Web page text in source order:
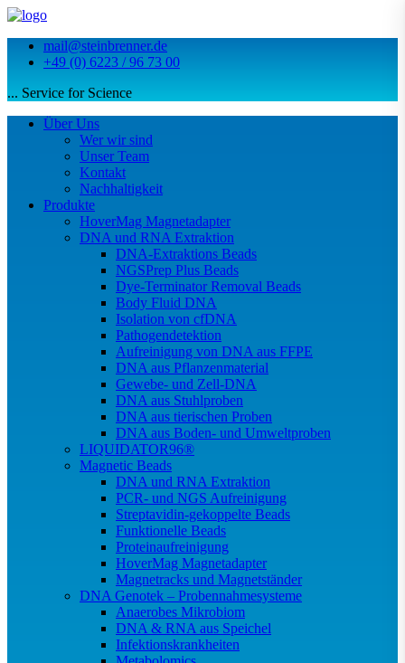
mail@steinbrenner.de
+49 (0) 6223 / 96 73 00
... Service for Science
Über Uns
Wer wir sind
Unser Team
Kontakt
Nachhaltigkeit
Produkte
HoverMag Magnetadapter
DNA und RNA Extraktion
DNA-Extraktions Beads
NGSPrep Plus Beads
Dye-Terminator Removal Beads
Body Fluid DNA
Isolation von cfDNA
Pathogendetektion
Aufreinigung von DNA aus FFPE
DNA aus Pflanzenmaterial
Gewebe- und Zell-DNA
DNA aus Stuhlproben
DNA aus tierischen Proben
DNA aus Boden- und Umweltproben
LIQUIDATOR96®
Magnetic Beads
DNA und RNA Extraktion
PCR- und NGS Aufreinigung
Streptavidin-gekoppelte Beads
Funktionelle Beads
Proteinaufreinigung
HoverMag Magnetadapter
Magnetracks und Magnetständer
DNA Genotek – Probennahmesysteme
Anaerobes Mikrobiom
DNA & RNA aus Speichel
Infektionskrankheiten